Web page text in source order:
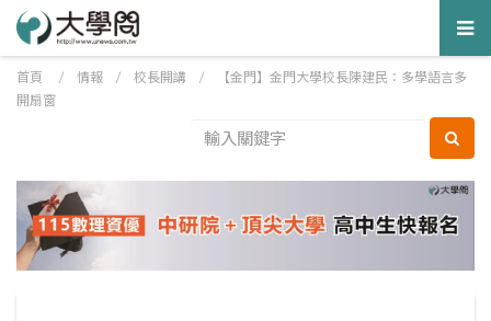
首頁 / 情報 / 校長開講 /
【金門】金門大學校長陳建民：多學語言多
開扇窗